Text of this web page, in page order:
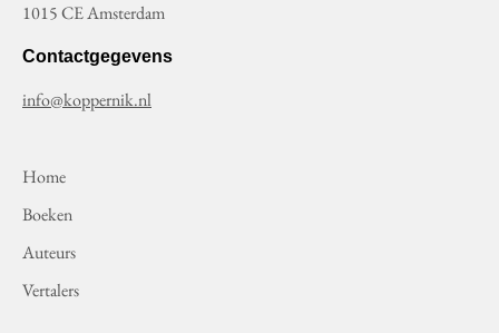
1015 CE Amsterdam
Contactgegevens
info@koppernik.nl
Home
Boeken
Auteurs
Vertalers